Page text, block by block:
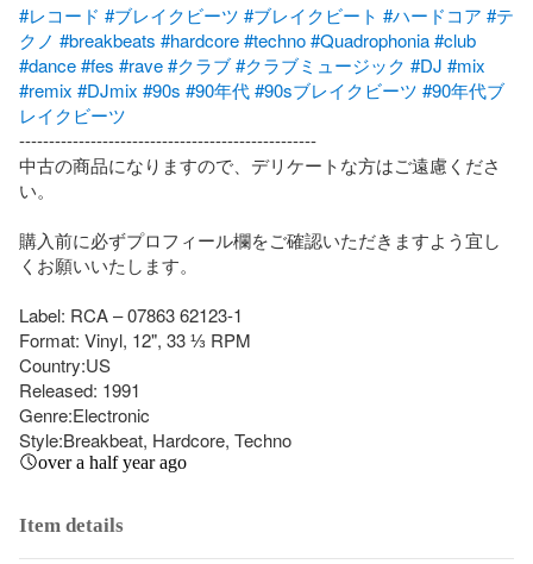
#レコード #ブレイクビーツ #ブレイクビート #ハードコア #テ
クノ #breakbeats #hardcore#techno#Quadrophonia#club
#dance#fes #rave#クラブ#クラブミュージック #DJ #mix
#remix #DJmix #90s #90年代#90sブレイクビーツ #90年代ブ
レイクビーツ
--------------------------------------------------
中古の商品になりますので、デリケートな方はご遠慮くださ
い。
購入前に必ずプロフィール欄をご確認いただきますよう宜し
くお願いいたします。
Label: RCA – 07863 62123-1
Format: Vinyl, 12", 33 ⅓ RPM
Country:US
Released: 1991
Genre:Electronic
Style:Breakbeat, Hardcore, Techno
over a half year ago
Item details